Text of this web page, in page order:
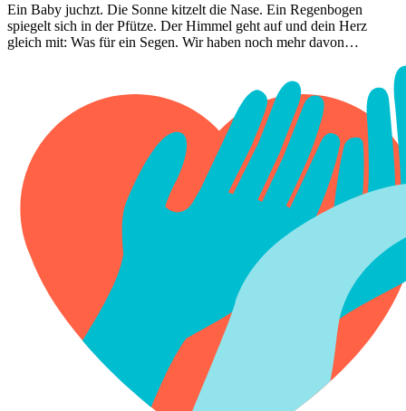
Ein Baby juchzt. Die Sonne kitzelt die Nase. Ein Regenbogen
spiegelt sich in der Pfütze. Der Himmel geht auf und dein Herz
gleich mit: Was für ein Segen. Wir haben noch mehr davon…